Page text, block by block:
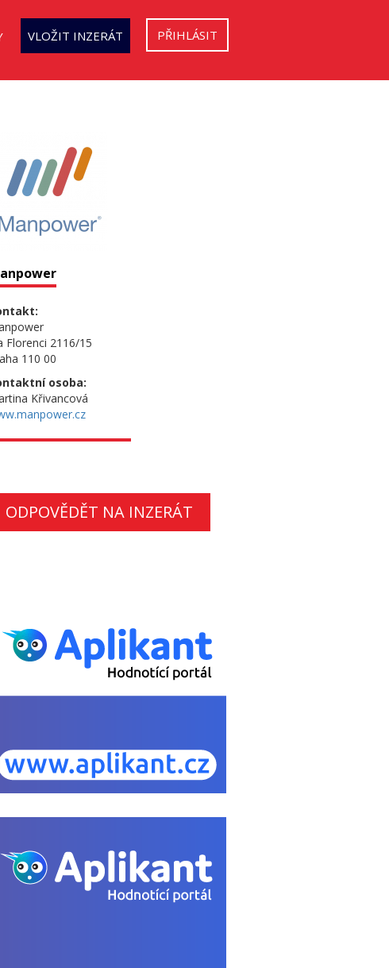
VLOŽIT INZERÁT PŘIHLÁSIT
Florenci 2116/15
110 00
osoba:
Křivancová
ODPOVĚDĚT NA INZERÁT